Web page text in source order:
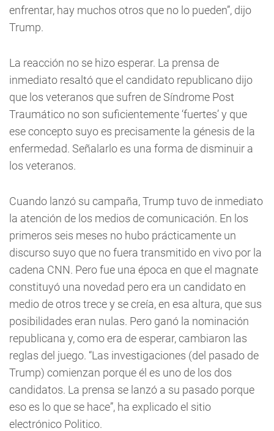
enfrentar, hay muchos otros que no lo pueden”, dijo
Trump.
La reacción no se hizo esperar. La prensa de
inmediato resaltó que el candidato republicano dijo
que los veteranos que sufren de Síndrome Post
Traumático no son suficientemente ‘fuertes’ y que
ese concepto suyo es precisamente la génesis de la
enfermedad. Señalarlo es una forma de disminuir a
los veteranos.
Cuando lanzó su campaña, Trump tuvo de inmediato
la atención de los medios de comunicación. En los
primeros seis meses no hubo prácticamente un
discurso suyo que no fuera transmitido en vivo por la
cadena CNN. Pero fue una época en que el magnate
constituyó una novedad pero era un candidato en
medio de otros trece y se creía, en esa altura, que sus
posibilidades eran nulas. Pero ganó la nominación
republicana y, como era de esperar, cambiaron las
reglas del juego. “Las investigaciones (del pasado de
Trump) comienzan porque él es uno de los dos
candidatos. La prensa se lanzó a su pasado porque
eso es lo que se hace”, ha explicado el sitio
electrónico Politico.